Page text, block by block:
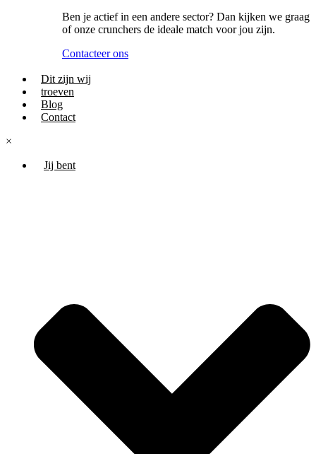
Ben je actief in een andere sector? Dan kijken we graag
of onze crunchers de ideale match voor jou zijn.
Contacteer ons
Dit zijn wij
troeven
Blog
Contact
×
Jij bent